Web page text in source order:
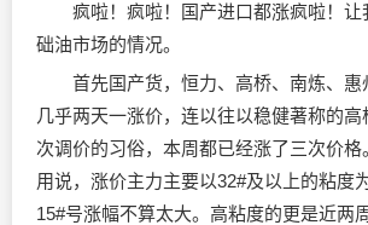
疯啦！疯啦！国产进口都涨疯啦！让
础油市场的情况。
首先国产货，恒力、高桥、南炼、惠
几乎两天一涨价，连以往以稳健著称的
次调价的习俗，本周都已经涨了三次价
用说，涨价主力主要以32#及以上的粘度
15#号涨幅不算太大。高粘度的更是近两